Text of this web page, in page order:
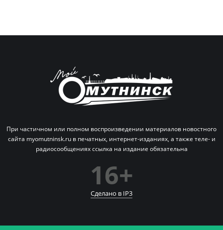
При частичном или полном воспроизведении материалов новостного
сайта myomutninsk.ru в печатных, интернет-изданиях, а также теле- и
радиосообщениях ссылка на издание обязательна
16+
Сделано в IP3